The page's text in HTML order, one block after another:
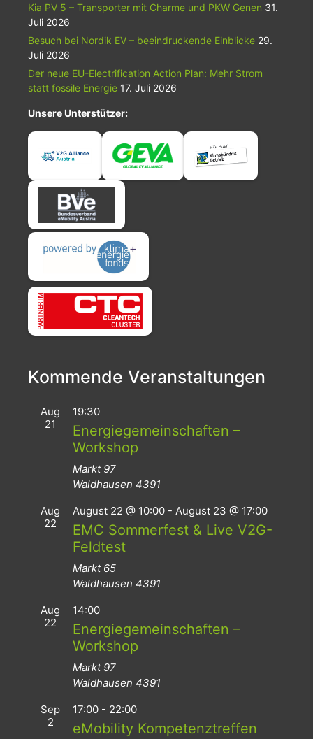
Kia PV 5 – Transporter mit Charme und PKW Genen 31.
Juli 2026
Besuch bei Nordik EV – beeindruckende Einblicke 29.
Juli 2026
Der neue EU-Electrification Action Plan: Mehr Strom
statt fossile Energie 17. Juli 2026
Unsere Unterstützer:
Kommende Veranstaltungen
Aug
21
19:30
Energiegemeinschaften –
Workshop
Markt 97
Waldhausen 4391
Aug
22
August 22 @ 10:00 - August 23 @ 17:00
EMC Sommerfest & Live V2G-
Feldtest
Markt 65
Waldhausen 4391
Aug
22
14:00
Energiegemeinschaften –
Workshop
Markt 97
Waldhausen 4391
Sep
2
17:00 - 22:00
eMobility Kompetenztreffen